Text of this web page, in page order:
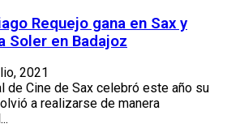
Requejo gana en Sax y
Soler en Badajoz
2021
de Cine de Sax celebró este año su
a realizarse de manera